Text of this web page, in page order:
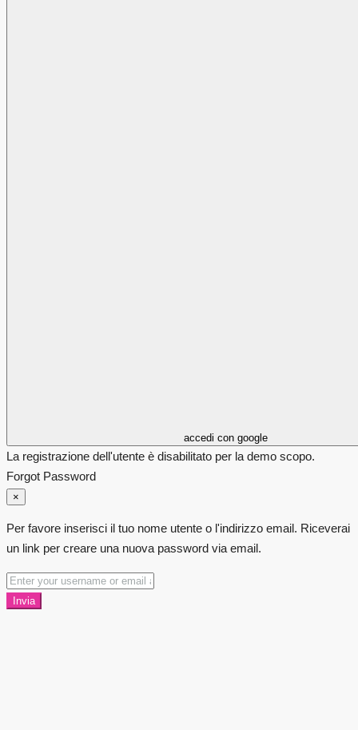
accedi con google
La registrazione dell'utente è disabilitato per la demo scopo.
Forgot Password
×
Per favore inserisci il tuo nome utente o l'indirizzo email. Riceverai
un link per creare una nuova password via email.
Invia